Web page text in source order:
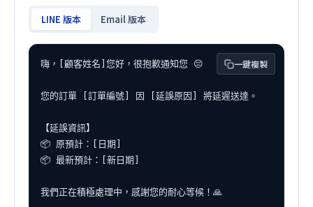
LINE 版本 Email 版本
嗨，[顧客姓名]您好，很抱歉通知您 😔
您的訂單 [訂單編號] 因 [延誤原因] 將延遲送達。
【延誤資訊】
📦 原預計：[日期]
📦 最新預計：[新日期]
我們正在積極處理中，感謝您的耐心等候！🙏
一鍵複製